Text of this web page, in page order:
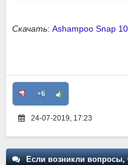
Скачать: Ashampoo Snap
+6
24-07-2019, 17:23
Если возникли вопросы,